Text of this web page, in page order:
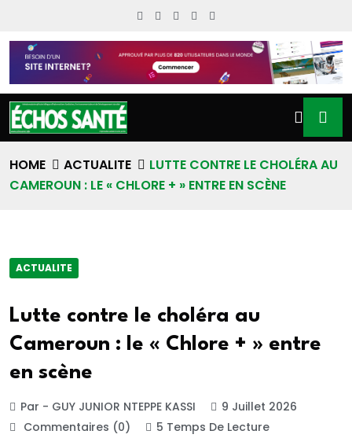
HOME ACTUALITE
LUTTE CONTRE LE CHOLÉRA AU
CAMEROUN : LE « CHLORE + » ENTRE EN SCÈNE
ACTUALITE
Lutte contre le choléra au
Cameroun : le « Chlore + » entre
en scène
Par - GUY JUNIOR NTEPPE KASSI
9 Juillet 2026
Commentaires (0)
5 Temps De Lecture